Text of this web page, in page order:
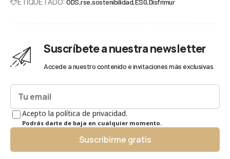
ODS rse sostenibilidad ESG Disfrimur
Suscríbete a nuestra newsletter
Accede a nuestro contenido e invitaciones más exclusivas.
Acepto la política de privacidad.
Podrás darte de baja en cualquier momento.
Suscribirme gratis